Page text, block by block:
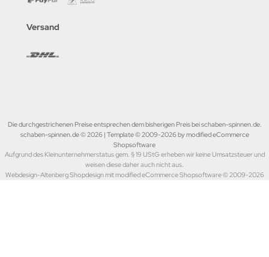
Versand
Die durchgestrichenen Preise entsprechen dem bisherigen Preis bei schaben-spinnen.de.
schaben-spinnen.de © 2026 | Template © 2009-2026 by modified eCommerce
Shopsoftware
Aufgrund des Kleinunternehmerstatus gem. § 19 UStG erheben wir keine Umsatzsteuer und
weisen diese daher auch nicht aus.
Webdesign-Altenberg Shopdesign mit modified eCommerce Shopsoftware © 2009-2026